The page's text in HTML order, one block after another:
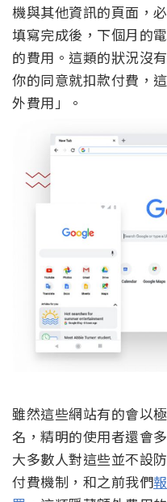
機與其他資訊的頁面，
填寫完成後，下個月的
的費用。這類的狀況沒
你的同意就扣款付費，
外費用」。
雖然這些網站有的會以
名，精明的使用者還會
大多數人對這些並不設
付費機制，和之前我們